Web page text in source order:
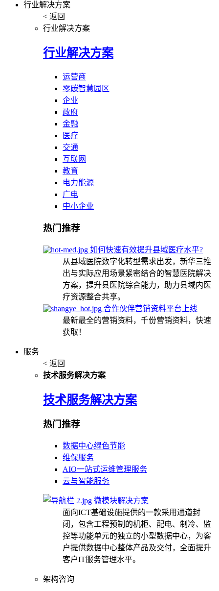
行业解决方案
< 返回
行业解决方案
行业解决方案
运营商
零碳智慧园区
企业
政府
金融
医疗
交通
互联网
教育
电力能源
广电
中小企业
热门推荐
如何快速有效提升县域医疗水平?
从县域医院数字化转型需求出发，新华三推
出与实际应用场景紧密结合的智慧医院解决
方案，提升县医院综合能力，助力县域内医
疗资源整合共享。
合作伙伴营销资料平台上线
最新最全的营销资料，千份营销资料，快速
获取！
服务
< 返回
技术服务解决方案
技术服务解决方案
热门推荐
数据中心绿色节能
维保服务
AIO一站式运维管理服务
云与智能服务
微模块解决方案
面向ICT基础设施提供的一款采用通道封
闭，包含工程预制的机柜、配电、制冷、监
控等功能单元的独立的小型数据中心，为客
户提供数据中心整体产品及交付，全面提升
客户IT服务管理水平。
架构咨询